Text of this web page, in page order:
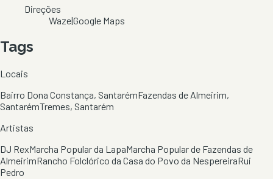
Direções
Waze|Google Maps
Tags
Locais
Bairro Dona Constança, SantarémFazendas de Almeirim,
SantarémTremes, Santarém
Artistas
DJ RexMarcha Popular da LapaMarcha Popular de Fazendas de
AlmeirimRancho Folclórico da Casa do Povo da NespereiraRui
Pedro